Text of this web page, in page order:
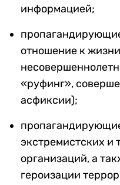
информацией;
отношение к
«руфинг»,
асфиксии);
экстремистских и
организаций, а
героизации